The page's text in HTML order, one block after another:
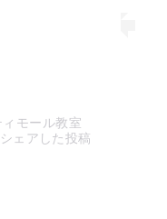
モール教室
ェアした投稿